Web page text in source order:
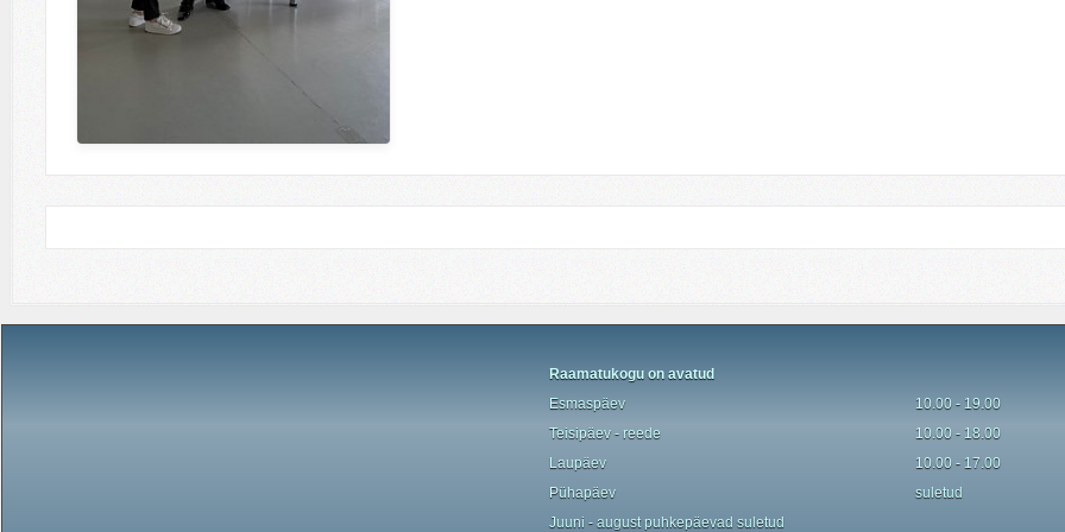
Raamatukogu on avatud
Esmaspäev
10.00 - 19.00
Teisipäev - reede
10.00 - 18.00
Laupäev
10.00 - 17.00
Pühapäev
suletud
Juuni - augustpuhkepäevad suletud